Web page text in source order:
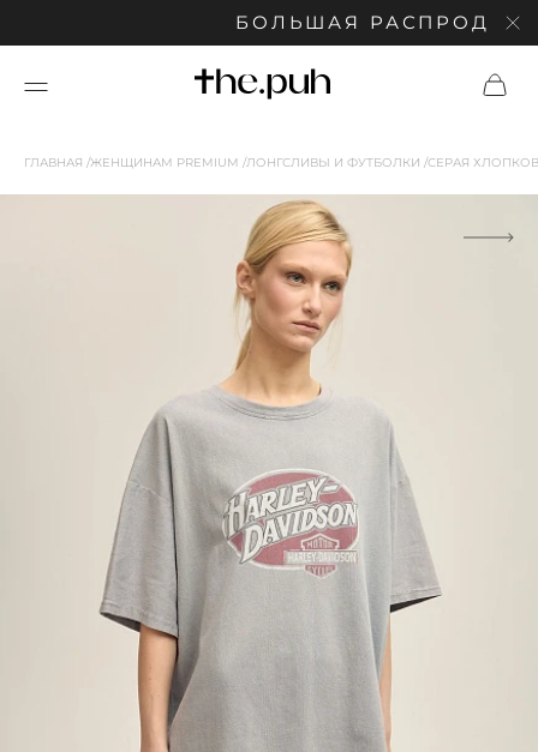
БОЛЬШАЯ РАСПРОДАЖА:
ГЛАВНАЯ ЖЕНЩИНАМ PREMIUM ЛОНГСЛИВЫ И ФУТБОЛКИ СЕРАЯ